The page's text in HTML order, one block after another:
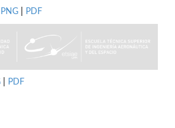
PNG PDF
PDF